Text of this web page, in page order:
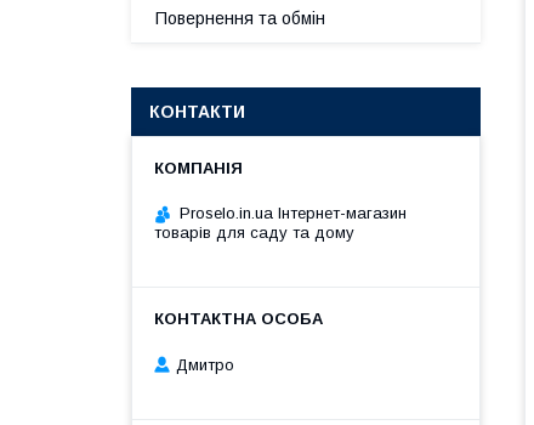
Повернення та обмін
КОНТАКТИ
Proselo.in.ua Інтернет-магазин
товарів для саду та дому
Дмитро